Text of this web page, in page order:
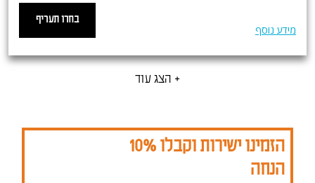
מידע נוסף
בחרו תעריף
+ הצג עוד
הזמינו ישירות וקבלו 10%
הנחה